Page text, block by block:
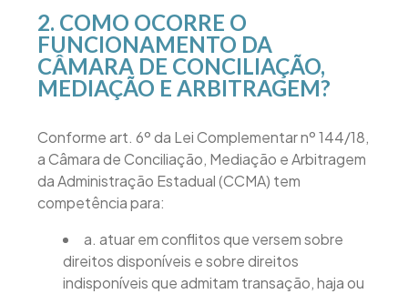
2. COMO OCORRE O
FUNCIONAMENTO DA
CÂMARA DE CONCILIAÇÃO,
MEDIAÇÃO E ARBITRAGEM?
Conforme art. 6º da Lei Complementar nº 144/18,
a Câmara de Conciliação, Mediação e Arbitragem
da Administração Estadual (CCMA) tem
competência para:
a. atuar em conflitos que versem sobre
direitos disponíveis e sobre direitos
indisponíveis que admitam transação, haja ou